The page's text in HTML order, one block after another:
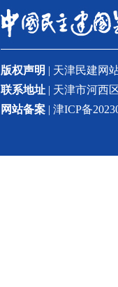
版权声明 | 天津民建网
联系地址 | 天津市河西
网站备案 | 津ICP备